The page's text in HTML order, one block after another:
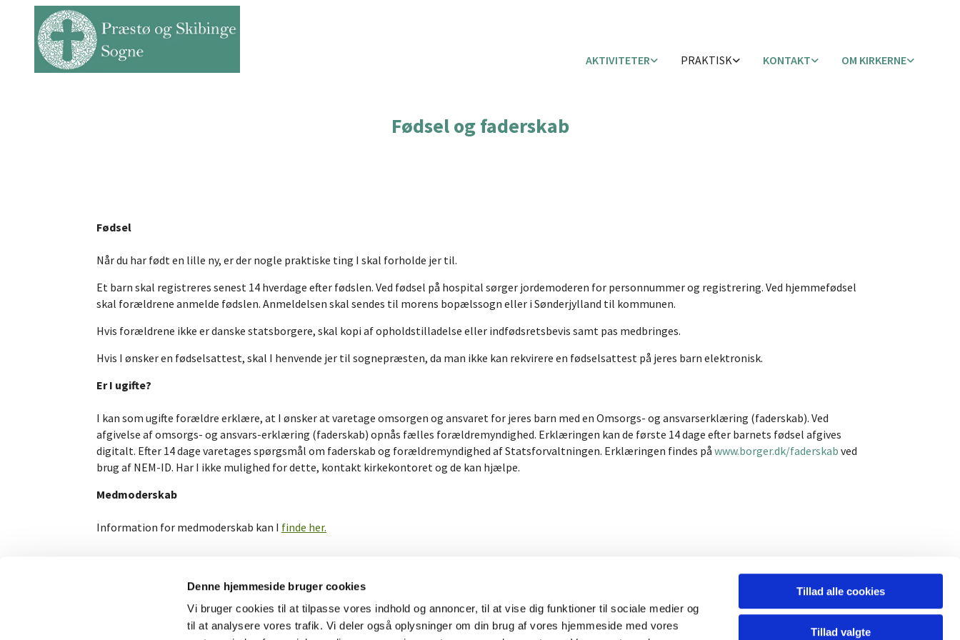
Denne hjemmeside bruger cookies
Vi bruger cookies til at tilpasse vores indhold og annoncer, til at vise dig funktioner til sociale medier og
til at analysere vores trafik. Vi deler også oplysninger om din brug af vores hjemmeside med vores
Tillad alle cookies
Tillad valgte
AKTIVITETER PRAKTISK KONTAKT OM KIRKERNE
Fødsel og faderskab
Fødsel
Når du har født en lille ny, er der nogle praktiske ting I skal forholde jer til.
Et barn skal registreres senest 14 hverdage efter fødslen. Ved fødsel på hospital sørger jordemoderen for personnummer og registrering. Ved hjemmefødsel
skal forældrene anmelde fødslen. Anmeldelsen skal sendes til morens bopælssogn eller i Sønderjylland til kommunen.
Hvis forældrene ikke er danske statsborgere, skal kopi af opholdstilladelse eller indfødsretsbevis samt pas medbringes.
Hvis I ønsker en fødselsattest, skal I henvende jer til sognepræsten, da man ikke kan rekvirere en fødselsattest på jeres barn elektronisk.
Er I ugifte?
I kan som ugifte forældre erklære, at I ønsker at varetage omsorgen og ansvaret for jeres barn med en Omsorgs- og ansvarserklæring (faderskab). Ved
afgivelse af omsorgs- og ansvars-erklæring (faderskab) opnås fælles forældremyndighed. Erklæringen kan de første 14 dage efter barnets fødsel afgives
digitalt. Efter 14 dage varetages spørgsmål om faderskab og forældremyndighed af Statsforvaltningen. Erklæringen findes på www.borger.dk/faderskab ved
brug af NEM-ID. Har I ikke mulighed for dette, kontakt kirkekontoret og de kan hjælpe.
Medmoderskab
Information for medmoderskab kan I finde her.
 Præstø-Skibinge Pastorat